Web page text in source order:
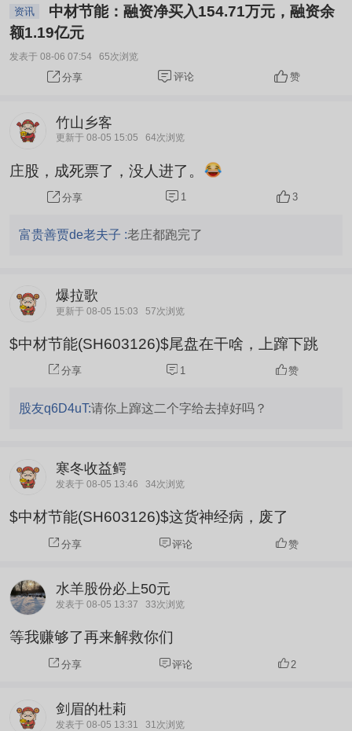
资讯
额1.19亿元
发表于 08-06 07:54 65次浏览
分享 评论 赞
竹山乡客
更新于 08-05 15:05 64次浏览
庄股，成死票了，没人进了。
分享 1 3
富贵善贾de老夫子 :老庄都跑完了
爆拉歌
更新于 08-05 15:03 57次浏览
$中材节能(SH603126)$尾盘在干啥，上蹿下跳
分享 1 赞
股友q6D4uT:请你上蹿这二个字给去掉好吗？
寒冬收益鳄
发表于 08-05 13:46 34次浏览
$中材节能(SH603126)$这货神经病，废了
分享 评论 赞
水羊股份必上50元
发表于 08-05 13:37 33次浏览
等我赚够了再来解救你们
分享 评论 2
剑眉的杜莉
发表于 08-05 13:31 31次浏览